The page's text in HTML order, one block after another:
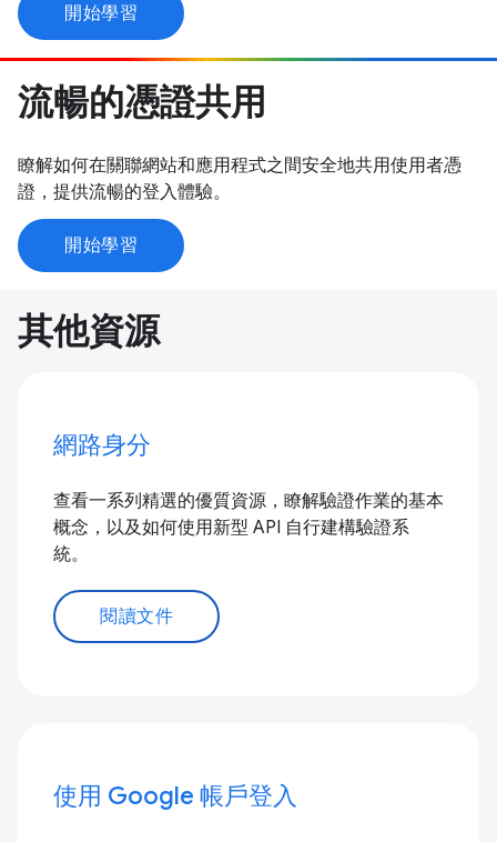
開始學習
流暢的憑證共用
瞭解如何在關聯網站和應用程式之間安全地共用使用者憑
證，提供流暢的登入體驗。
開始學習
其他資源
網路身分
查看一系列精選的優質資源，瞭解驗證作業的基本
概念，以及如何使用新型 API 自行建構驗證系
統。
閱讀文件
使用 Google 帳戶登入